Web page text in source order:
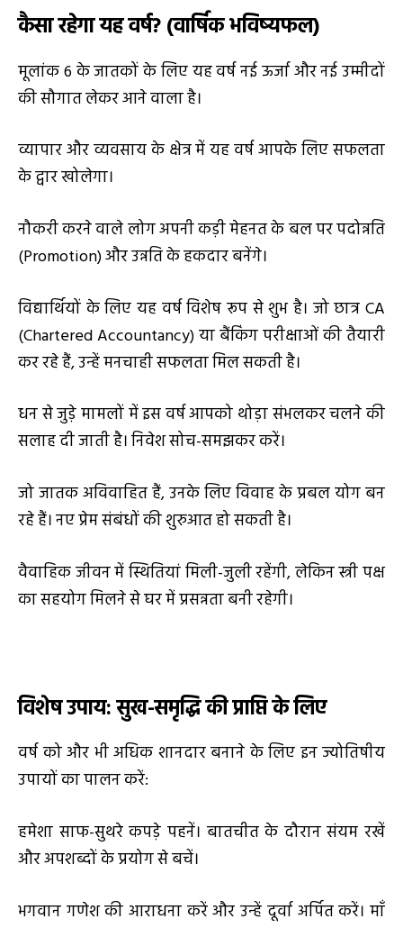
कैसा रहेगा यह वर्ष? (वार्षिक भविष्यफल)
मूलांक 6 के जातकों के लिए यह वर्ष नई ऊर्जा और नई उम्मीदों
की सौगात लेकर आने वाला है।
व्यापार और व्यवसाय के क्षेत्र में यह वर्ष आपके लिए सफलता
के द्वार खोलेगा।
नौकरी करने वाले लोग अपनी कड़ी मेहनत के बल पर पदोन्नति
(Promotion) और उन्नति के हकदार बनेंगे।
विद्यार्थियों के लिए यह वर्ष विशेष रूप से शुभ है। जो छात्र CA
(Chartered Accountancy) या बैंकिंग परीक्षाओं की तैयारी
कर रहे हैं, उन्हें मनचाही सफलता मिल सकती है।
धन से जुड़े मामलों में इस वर्ष आपको थोड़ा संभलकर चलने की
सलाह दी जाती है। निवेश सोच-समझकर करें।
जो जातक अविवाहित हैं, उनके लिए विवाह के प्रबल योग बन
रहे हैं। नए प्रेम संबंधों की शुरुआत हो सकती है।
वैवाहिक जीवन में स्थितियां मिली-जुली रहेंगी, लेकिन स्त्री पक्ष
का सहयोग मिलने से घर में प्रसन्नता बनी रहेगी।
विशेष उपाय: सुख-समृद्धि की प्राप्ति के लिए
वर्ष को और भी अधिक शानदार बनाने के लिए इन ज्योतिषीय
उपायों का पालन करें:
हमेशा साफ-सुथरे कपड़े पहनें। बातचीत के दौरान संयम रखें
और अपशब्दों के प्रयोग से बचें।
भगवान गणेश की आराधना करें और उन्हें दूर्वा अर्पित करें। माँ